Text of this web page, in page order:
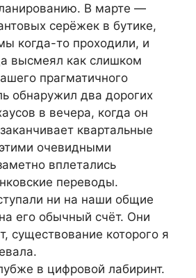
В марте —
серёжек в бутике,
когда-то проходили, и
высмеял как слишком
прагматичного
обнаружил два дорогих
в вечера, когда он
квартальные
очевидными
вплетались
переводы.
ни на наши общие
его обычный счёт. Они
существование которого я
в цифровой лабиринт.